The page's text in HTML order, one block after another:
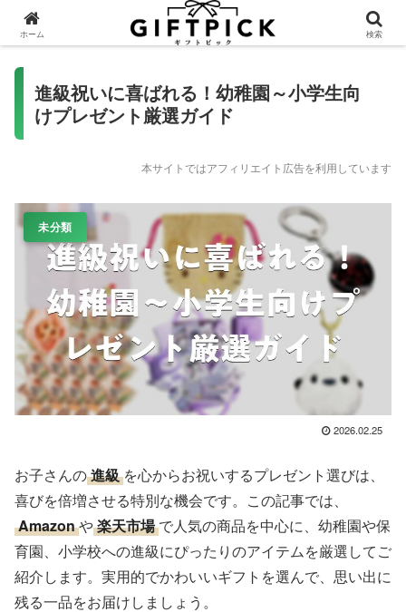
進級祝いに喜ばれる！幼稚園～小学生向
けプレゼント厳選ガイド
本サイトではアフィリエイト広告を利用しています
未分類
2026.02.25
お子さんの進級 を心からお祝いするプレゼント選びは、
喜びを倍増させる特別な機会です。この記事では、
Amazonや楽天市場 で人気の商品を中心に、幼稚園や保
育園、小学校への進級にぴったりのアイテムを厳選してご
紹介します。実用的でかわいいギフトを選んで、思い出に
残る一品をお届けしましょう。
ホーム 検索